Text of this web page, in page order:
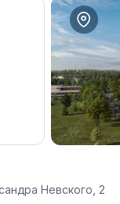
Невского, 2